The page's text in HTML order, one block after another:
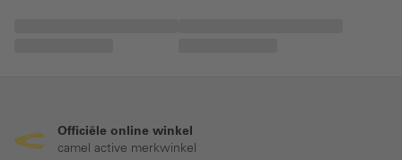
Officiële online winkel
camel active merkwinkel